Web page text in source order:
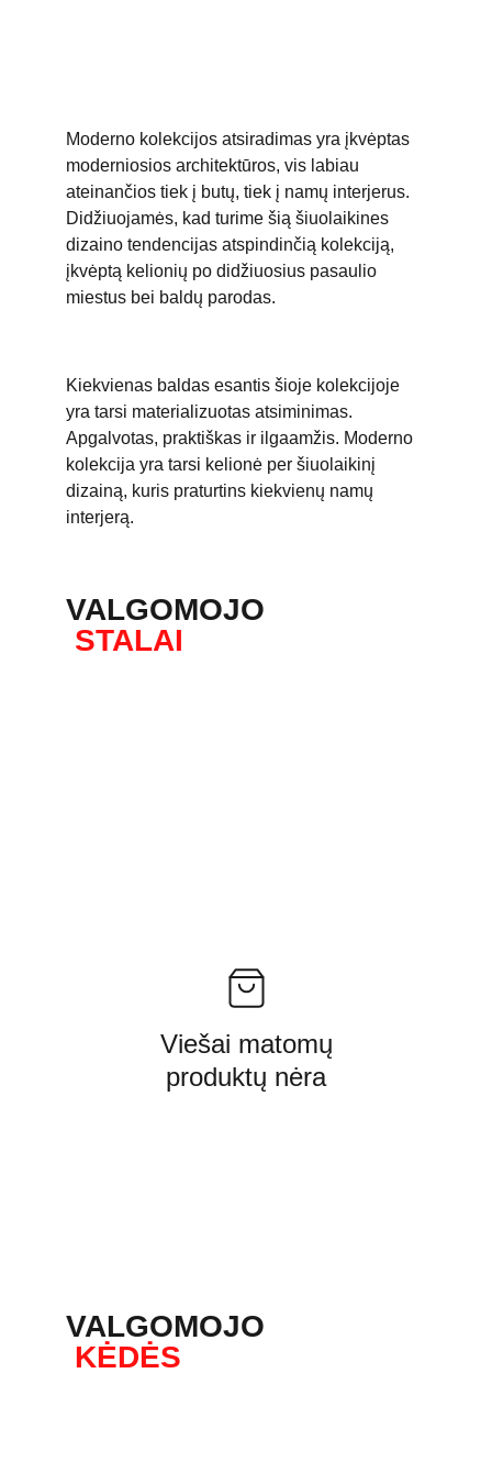
Moderno kolekcijos atsiradimas yra įkvėptas
moderniosios architektūros, vis labiau
ateinančios tiek į butų, tiek į namų interjerus.
Didžiuojamės, kad turime šią šiuolaikines
dizaino tendencijas atspindinčią kolekciją,
įkvėptą kelionių po didžiuosius pasaulio
miestus bei baldų parodas.
Kiekvienas baldas esantis šioje kolekcijoje
yra tarsi materializuotas atsiminimas.
Apgalvotas, praktiškas ir ilgaamžis. Moderno
kolekcija yra tarsi kelionė per šiuolaikinį
dizainą, kuris praturtins kiekvienų namų
interjerą.
VALGOMOJO
STALAI
Viešai matomų
produktų nėra
VALGOMOJO
KĖDĖS